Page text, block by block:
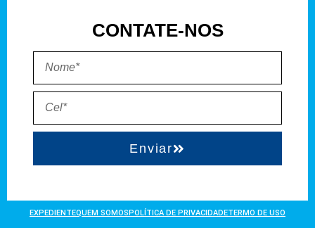
CONTATE-NOS
Enviar
EXPEDIENTEQUEM SOMOSPOLÍTICA DE PRIVACIDADETERMO DE USO